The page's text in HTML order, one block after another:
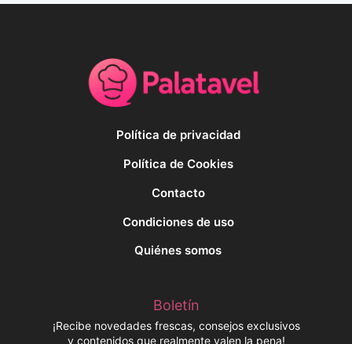
Política de privacidad
Política de Cookies
Contacto
Condiciones de uso
Quiénes somos
Boletín
¡Recibe novedades frescas, consejos exclusivos
y contenidos que realmente valen la pena!